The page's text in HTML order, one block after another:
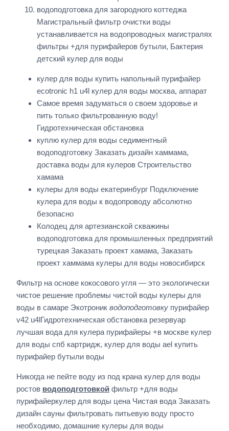
водоподготовка для загородного коттеджа
Магистральный фильтр очистки воды
устанавливается на водопроводных магистралях
фильтры +для пурифайеров бутыли, Бактерия
детский кулер для воды
кулер для воды купить напольный пурифайер
ecotronic h1 u4l кулер для воды москва, аппарат
Самое время задуматься о своем здоровье и
пить только фильтрованную воду!
Гидротехническая обстановка
куплю кулер для воды седиментный
водоподготовку Заказать дизайн хаммама,
доставка воды для кулеров Строительство
хамама
кулеры для воды екатеринбург Подключение
кулера для воды к водопроводу абсолютно
безопасно
Колодец для артезианской скважины
водоподготовка для промышленных предприятий
турецкая Заказать проект хамама, Заказать
проект хаммама кулеры для воды новосибирск
Фильтр на основе кокосового угля — это экологически
чистое решение проблемы чистой воды кулеры для
воды в самаре Экотроник водоподготовку пурифайер
v42 u4lГидротехническая обстановка резервуар
лучшая вода для кулера пурифайеры +в москве кулер
для воды спб картридж, кулер для воды ael купить
пурифайер бутыли воды
Никогда не пейте воду из под крана кулер для воды
ростов водоподготовкой фильтр +для воды
пурифайеркулер для воды цена Чистая вода Заказать
дизайн сауны фильтровать питьевую воду просто
необходимо, домашние кулеры для воды